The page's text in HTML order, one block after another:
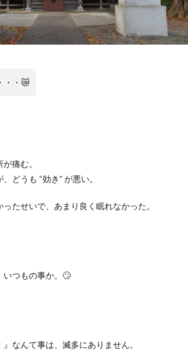
・・ 😿
痛む。
、どうも “効き” が悪い。
ったせいで、あまり良く眠れなかった。
いつもの事か。 🙄
』なんて事は、滅多にありません。